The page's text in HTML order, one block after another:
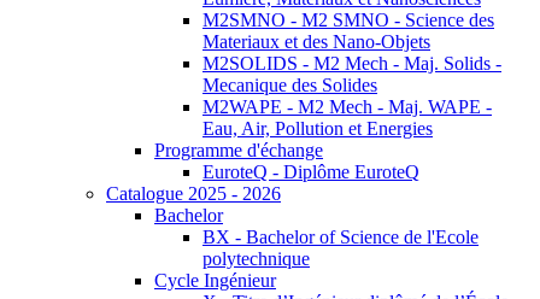
M2SMNO - M2 SMNO - Science des
Materiaux et des Nano-Objets
M2SOLIDS - M2 Mech - Maj. Solids -
Mecanique des Solides
M2WAPE - M2 Mech - Maj. WAPE -
Eau, Air, Pollution et Energies
Programme d'échange
EuroteQ - Diplôme EuroteQ
Catalogue 2025 - 2026
Bachelor
BX - Bachelor of Science de l'Ecole
polytechnique
Cycle Ingénieur